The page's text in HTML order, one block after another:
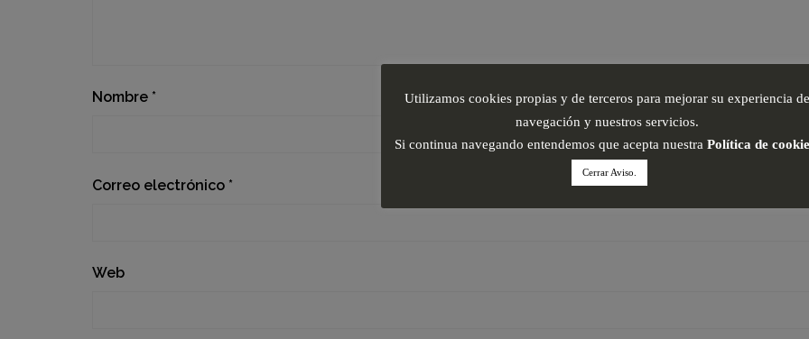
Nombre *
Correo electrónico *
Web
Utilizamos cookies propias y de terceros para mejorar su experiencia de
navegación y nuestros servicios.
Si continua navegando entendemos que acepta nuestra Política de
Cerrar Aviso.